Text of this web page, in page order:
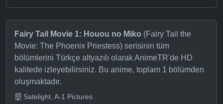
Fairy Tail Movie 1: Houou no Miko (Fairy Tail the
Movie: The Phoenix Priestess) serisinin tüm
bölümlerini Türkçe altyazılı olarak AnimeTR'de HD
kalitede izleyebilirsiniz. Bu anime, toplam 1 bölümden
oluşmaktadır.
Satelight, A-1 Pictures